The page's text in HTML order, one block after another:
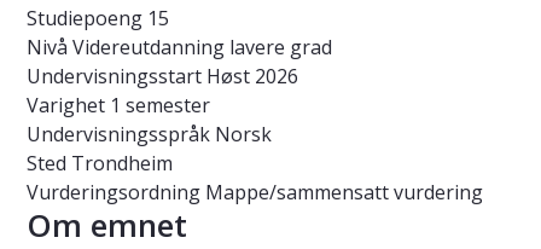
Studiepoeng 15
Nivå Videreutdanning lavere grad
Undervisningsstart Høst 2026
Varighet 1 semester
Undervisningsspråk Norsk
Sted Trondheim
Vurderingsordning Mappe/sammensatt vurdering
Om emnet